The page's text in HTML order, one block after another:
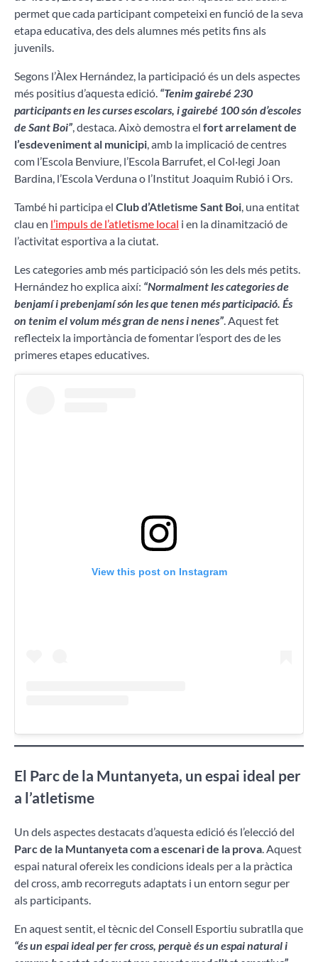
permet que cada participant competeixi en funció de la seva
etapa educativa, des dels alumnes més petits fins als
juvenils.
Segons l’Àlex Hernández, la participació és un dels aspectes
més positius d’aquesta edició. “Tenim gairebé 230
participants en les curses escolars, i gairebé 100 són d’escoles
de Sant Boi”, destaca. Això demostra el fort arrelament de
l’esdeveniment al municipi, amb la implicació de centres
com l’Escola Benviure, l’Escola Barrufet, el Col·legi Joan
Bardina, l’Escola Verduna o l’Institut Joaquim Rubió i Ors.
També hi participa el Club d’Atletisme Sant Boi, una entitat
clau en l’impuls de l’atletisme local i en la dinamització de
l’activitat esportiva a la ciutat.
Les categories amb més participació són les dels més petits.
Hernández ho explica així: “Normalment les categories de
benjamí i prebenjamí són les que tenen més participació. És
on tenim el volum més gran de nens i nenes”. Aquest fet
reflecteix la importància de fomentar l’esport des de les
primeres etapes educatives.
View this post on Instagram
El Parc de la Muntanyeta, un espai ideal per
a l’atletisme
Un dels aspectes destacats d’aquesta edició és l’elecció del
Parc de la Muntanyeta com a escenari de la prova. Aquest
espai natural ofereix les condicions ideals per a la pràctica
del cross, amb recorreguts adaptats i un entorn segur per
als participants.
En aquest sentit, el tècnic del Consell Esportiu subratlla que
“és un espai ideal per fer cross, perquè és un espai natural i